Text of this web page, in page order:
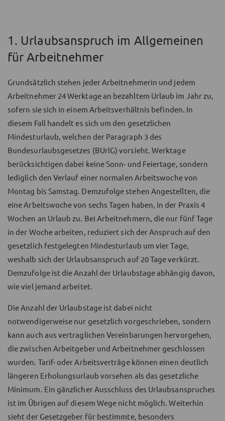
1. Urlaubsanspruch im Allgemeinen
für Arbeitnehmer
Grundsätzlich stehen jeder Arbeitnehmerin und jedem
Arbeitnehmer 24 Werktage an bezahltem Urlaub im Jahr zu,
sofern sie sich in einem Arbeitsverhältnis befinden. In
diesem Fall handelt es sich um den gesetzlichen
Mindesturlaub, welchen der Paragraph 3 des
Bundesurlaubsgesetzes (BUrlG) vorsieht. Werktage
berücksichtigen dabei keine Sonn- und Feiertage, sondern
lediglich den Verlauf einer normalen Arbeitswoche von
Montag bis Samstag. Demzufolge stehen Angestellten, die
eine Arbeitswoche von sechs Tagen haben, in der Praxis 4
Wochen an Urlaub zu. Bei Arbeitnehmern, die nur fünf Tage
in der Woche arbeiten, reduziert sich der Anspruch auf den
gesetzlich festgelegten Mindesturlaub um vier Tage,
weshalb sich der Urlaubsanspruch auf 20 Tage verkürzt.
Demzufolge ist die Anzahl der Urlaubstage abhängig davon,
wie viel jemand arbeitet.
Die Anzahl der Urlaubstage ist dabei nicht
notwendigerweise nur gesetzlich vorgeschrieben, sondern
kann auch aus vertraglichen Vereinbarungen hervorgehen,
die zwischen Arbeitgeber und Arbeitnehmer geschlossen
wurden. Tarif- oder Arbeitsverträge können einen deutlich
längeren Erholungsurlaub vorsehen als das gesetzliche
Minimum. Ein gänzlicher Ausschluss des Urlaubsanspruches
ist im Übrigen auf diesem Wege nicht möglich. Weiterhin
sieht der Gesetzgeber für bestimmte, besonders